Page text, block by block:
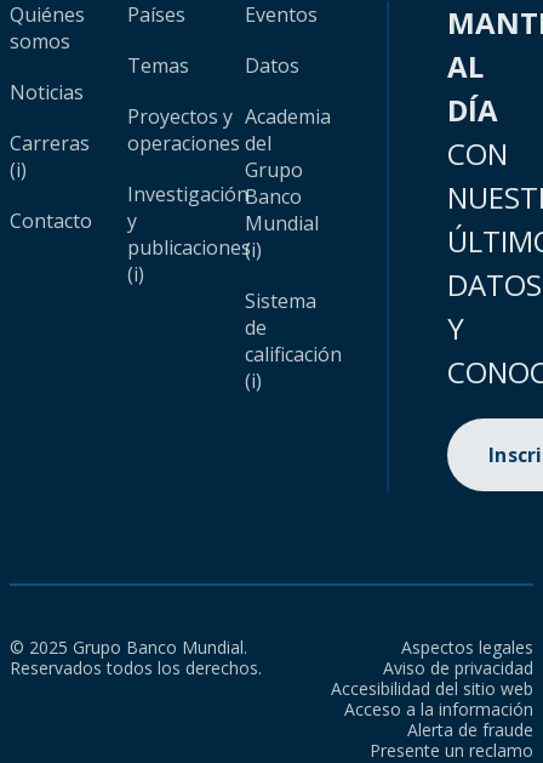
Quiénes
somos
Noticias
Carreras
(i)
Contacto
Países
Temas
Proyectos y
operaciones
Investigación
y
publicaciones
(i)
Eventos
Datos
Academia
del
Grupo
Banco
Mundial
(i)
Sistema
de
calificación
(i)
AL
DÍA
CON
DATOS
Y
© 2025 Grupo Banco Mundial.
Reservados todos los derechos.
Aspectos legales
Aviso de privacidad
Accesibilidad del sitio web
Acceso a la información
Alerta de fraude
Presente un reclamo